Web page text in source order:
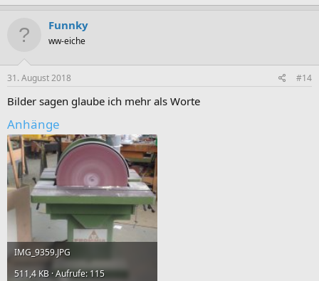
Funnky
ww-eiche
31. August 2018 #14
Bilder sagen glaube ich mehr als Worte
Anhänge
IMG_9359.JPG
511,4 KB · Aufrufe: 115